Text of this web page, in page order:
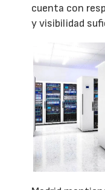
cuenta con
y visibilidad